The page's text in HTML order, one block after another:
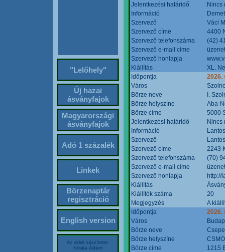
"Lelőhely"
Új hazai
ásványfajok
Magyarországi
ásványfajok
Adó 1 százalék
Linkek
Börzenaptár
regisztráció
English version
Az oldalt készítette:
Kriska Ádám
Jelentkezési határidő
Nincs
Információ
Szervező
Váci
Szervező címe
4400
Szervező telefonszáma
(42)
Szervező e-mail címe
Szervező honlapja
Kiállítás
XL.
Időpontja
2026.
Város
Börze neve
I.
Börze helyszíne
Aba-
Börze címe
5000
Jelentkezési határidő
Nincs
Információ
Szervező
Szervező címe
2243
Szervező telefonszáma
(70)
Szervező e-mail címe
Szervező honlapja
http://
Kiállítás
Kiállítók száma
20
Megjegyzés
A
Időpontja
2026.
Város
Börze neve
Börze helyszíne
Börze címe
1215